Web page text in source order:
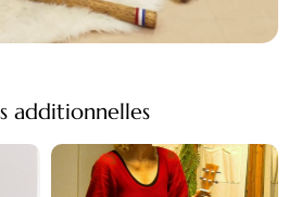
additionnelles